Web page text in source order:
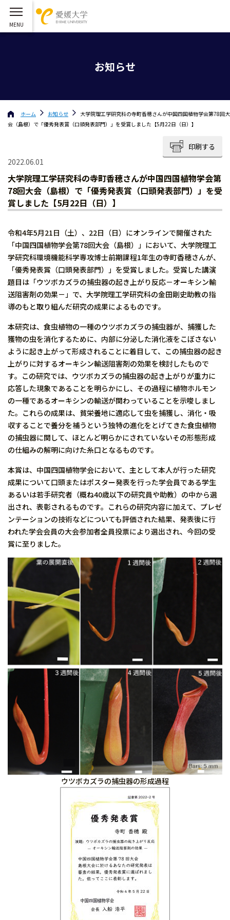
お知らせ
ホーム お知らせ
大学院理工学研究科の寺町香穂さんが中国四国植物学会第78回大
会（島根）で「優秀発表賞（口頭発表部門）」を受賞しました【5月22日（日）】
印刷する
2022.06.01
大学院理工学研究科の寺町香穂さんが中国四国植物学会第
78回大会（島根）で「優秀発表賞（口頭発表部門）」を受
賞しました【5月22日（日）】
令和4年5月21日（土）、22日（日）にオンラインで開催された
「中国四国植物学会第78回大会（島根）」において、大学院理工
学研究科環境機能科学専攻博士前期課程1年生の寺町香穂さんが、
「優秀発表賞（口頭発表部門）」を受賞しました。受賞した講演
題目は「ウツボカズラの捕虫器の起き上がり反応－オーキシン輸
送阻害剤の効果－」で、大学院理工学研究科の金田剛史助教の指
導のもと取り組んだ研究の成果によるものです。
本研究は、食虫植物の一種のウツボカズラの捕虫器が、捕獲した
獲物の虫を消化するために、内部に分泌した消化液をこぼさない
ように起き上がって形成されることに着目して、この捕虫器の起き
上がりに対するオーキシン輸送阻害剤の効果を検討したもので
す。この研究では、ウツボカズラの捕虫器の起き上がりが重力に
応答した現象であることを明らかにし、その過程に植物ホルモン
の一種であるオーキシンの輸送が関わっていることを示唆しまし
た。これらの成果は、貧栄養地に適応して虫を捕獲し、消化・吸
収することで養分を補うという独特の進化をとげてきた食虫植物
の捕虫器に関して、ほとんど明らかにされていないその形態形成
の仕組みの解明に向けた糸口となるものです。
本賞は、中国四国植物学会において、主として本人が行った研究
成果について口頭またはポスター発表を行った学会員である学生
あるいは若手研究者（概ね40歳以下の研究員や助教）の中から選
出され、表彰されるものです。これらの研究内容に加えて、プレゼ
ンテーションの技術などについても評価された結果、発表後に行
われた学会会員の大会参加者全員投票により選出され、今回の受
賞に至りました。
ウツボカズラの捕虫器の形成過程